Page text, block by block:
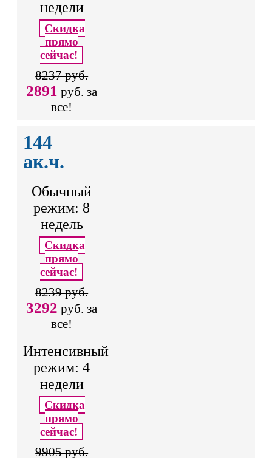
недели
Скидка
прямо
сейчас!
8237 руб.
2891 руб. за
все!
144
ак.ч.
Обычный
режим: 8
недель
Скидка
прямо
сейчас!
8239 руб.
3292 руб. за
все!
Интенсивный
режим: 4
недели
Скидка
прямо
сейчас!
9905 руб.